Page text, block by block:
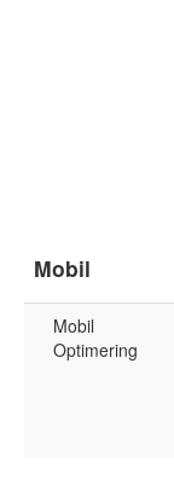
Mobil
Mobil
Optimering